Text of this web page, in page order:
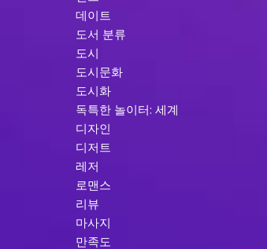
데이트
도서 분류
도시
도시문화
도시화
독특한 놀이터: 세계
디자인
디저트
레저
로맨스
리뷰
마사지
만족도